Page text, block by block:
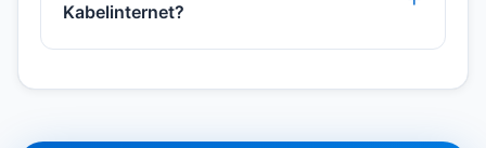
Kabelinternet?